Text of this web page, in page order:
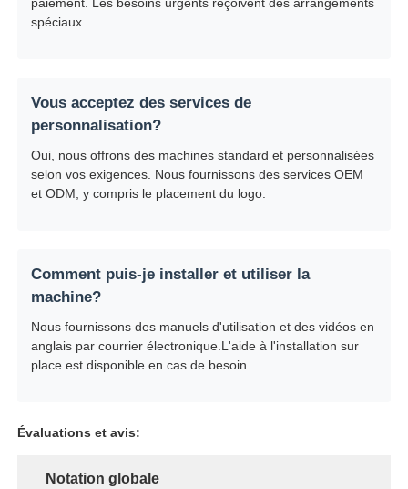
paiement. Les besoins urgents reçoivent des arrangements
spéciaux.
Vous acceptez des services de
personnalisation?
Oui, nous offrons des machines standard et personnalisées
selon vos exigences. Nous fournissons des services OEM
et ODM, y compris le placement du logo.
Comment puis-je installer et utiliser la
machine?
Nous fournissons des manuels d'utilisation et des vidéos en
anglais par courrier électronique.L'aide à l'installation sur
place est disponible en cas de besoin.
Évaluations et avis:
Notation globale